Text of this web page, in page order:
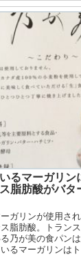
るマーガリ
脂肪酸がバタ
ガリンが使用さ
脂肪酸。トラン
乃が美の食パン
るマーガリンは